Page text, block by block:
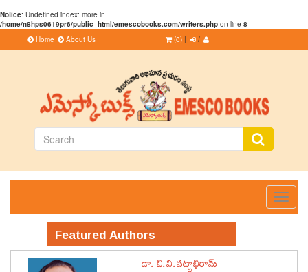
Notice: Undefined index: more in
/home/n8hps0619pr6/public_html/emescobooks.com/writers.php on line 8
Home
About Us (0) | /
Toggle
Featured Authors
డా. బి.వి.పట్టాభిరామ్